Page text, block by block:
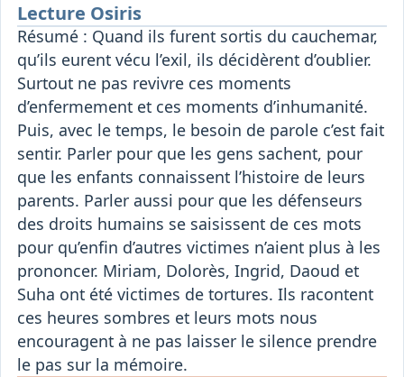
Lecture Osiris
Résumé : Quand ils furent sortis du cauchemar,
qu’ils eurent vécu l’exil, ils décidèrent d’oublier.
Surtout ne pas revivre ces moments
d’enfermement et ces moments d’inhumanité.
Puis, avec le temps, le besoin de parole c’est fait
sentir. Parler pour que les gens sachent, pour
que les enfants connaissent l’histoire de leurs
parents. Parler aussi pour que les défenseurs
des droits humains se saisissent de ces mots
pour qu’enfin d’autres victimes n’aient plus à les
prononcer. Miriam, Dolorès, Ingrid, Daoud et
Suha ont été victimes de tortures. Ils racontent
ces heures sombres et leurs mots nous
encouragent à ne pas laisser le silence prendre
le pas sur la mémoire.